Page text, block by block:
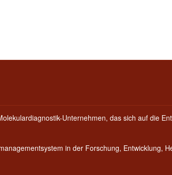
Unternehmen, das sich auf die
in der Forschung, Entwicklung,